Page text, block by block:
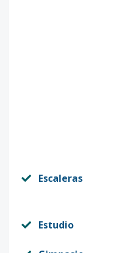
Escaleras
Estudio